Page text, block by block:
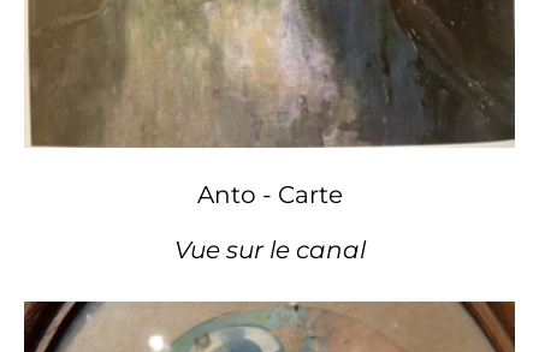
Anto - Carte
Vue sur le canal